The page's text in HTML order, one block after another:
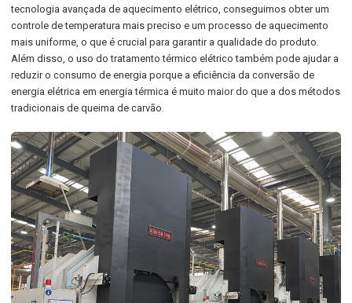
tecnologia avançada de aquecimento elétrico, conseguimos obter um
controle de temperatura mais preciso e um processo de aquecimento
mais uniforme, o que é crucial para garantir a qualidade do produto.
Além disso, o uso do tratamento térmico elétrico também pode ajudar a
reduzir o consumo de energia porque a eficiência da conversão de
energia elétrica em energia térmica é muito maior do que a dos métodos
tradicionais de queima de carvão.